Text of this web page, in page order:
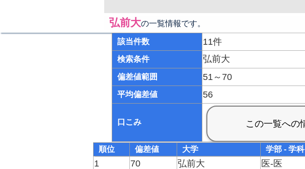
弘前大の一覧情報です。
該当件数 11件
検索条件 弘前大
偏差値範囲 51～70
平均偏差値 56
口こみ
順位 偏差値 大学 学部 - 学科
1 70 弘前大 医-医